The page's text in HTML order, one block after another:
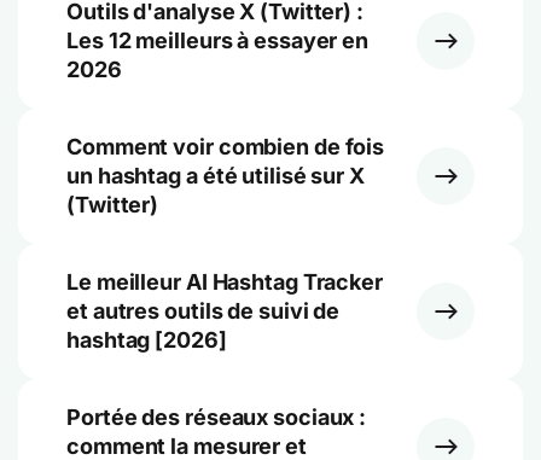
Outils d'analyse X (Twitter) :
Les 12 meilleurs à essayer en
2026
Comment voir combien de fois
un hashtag a été utilisé sur X
(Twitter)
Le meilleur AI Hashtag Tracker
et autres outils de suivi de
hashtag [2026]
Portée des réseaux sociaux :
comment la mesurer et